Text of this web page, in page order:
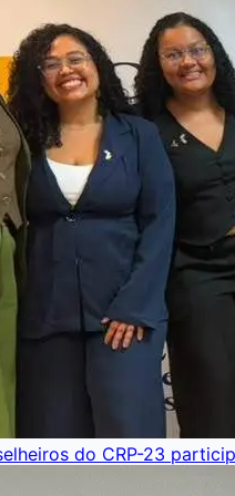
do CRP-23